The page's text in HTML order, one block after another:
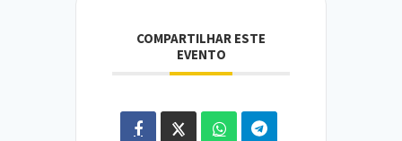
COMPARTILHAR ESTE
EVENTO